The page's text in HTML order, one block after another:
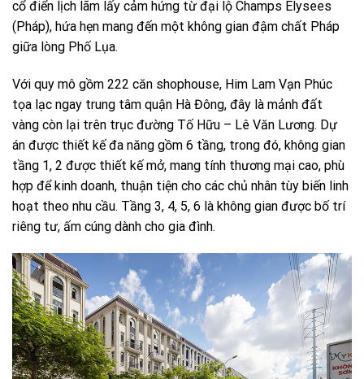
cổ điển lịch lãm lấy cảm hứng từ đại lộ Champs Elysees
(Pháp), hứa hẹn mang đến một không gian đậm chất Pháp
giữa lòng Phố Lụa.
Với quy mô gồm 222 căn shophouse, Him Lam Vạn Phúc
tọa lạc ngay trung tâm quận Hà Đông, đây là mảnh đất
vàng còn lại trên trục đường Tố Hữu – Lê Văn Lương. Dự
án được thiết kế đa năng gồm 6 tầng, trong đó, không gian
tầng 1, 2 được thiết kế mở, mang tính thương mại cao, phù
hợp để kinh doanh, thuận tiện cho các chủ nhân tùy biến linh
hoạt theo nhu cầu. Tầng 3, 4, 5, 6 là không gian được bố trí
riêng tư, ấm cúng dành cho gia đình.